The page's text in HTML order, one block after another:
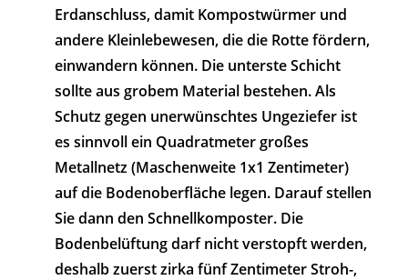
Erdanschluss, damit Kompostwürmer und
andere Kleinlebewesen, die die Rotte fördern,
einwandern können. Die unterste Schicht
sollte aus grobem Material bestehen. Als
Schutz gegen unerwünschtes Ungeziefer ist
es sinnvoll ein Quadratmeter großes
Metallnetz (Maschenweite 1x1 Zentimeter)
auf die Bodenoberfläche legen. Darauf stellen
Sie dann den Schnellkomposter. Die
Bodenbelüftung darf nicht verstopft werden,
deshalb zuerst zirka fünf Zentimeter Stroh-,